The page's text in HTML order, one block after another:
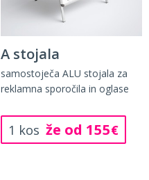
A stojala
samostoječa ALU stojala za
reklamna sporočila in oglase
1 kos že od 155€